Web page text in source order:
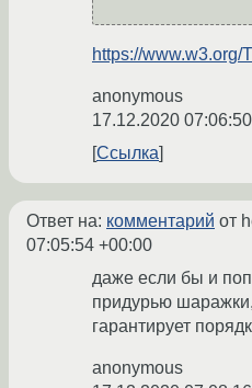
https://www.w3.org/
anonymous
17.12.2020
Ссылка
Ответ на: комментарий от
07:05:54 +00:00
даже если бы и
придурью
гарантирует
anonymous